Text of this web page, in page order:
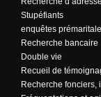
Stupéfiants
enquêtes prémaritale
Recherche bancaire
Double vie
Recueil de
Recherche fonciers,